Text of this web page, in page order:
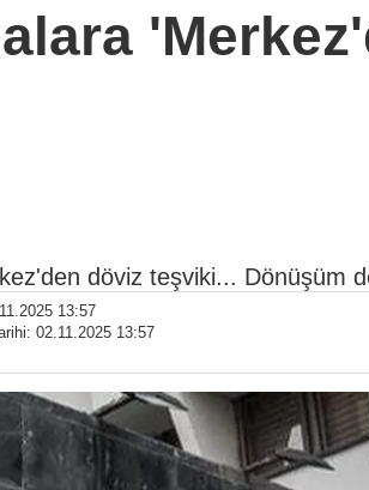
döviz teşviki... Dönüşüm
13:57
02.11.2025 13:57